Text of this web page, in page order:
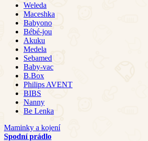
Weleda
Maceshka
Babyono
Bébé-jou
Akuku
Medela
Sebamed
Baby-vac
B.Box
Philips AVENT
BIBS
Nanny
Be Lenka
Maminky a kojení
Spodní prádlo